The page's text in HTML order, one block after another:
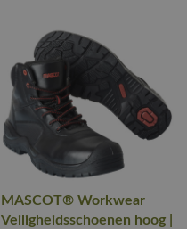
MASCOT® Workwear
Veiligheidsschoenen hoog |